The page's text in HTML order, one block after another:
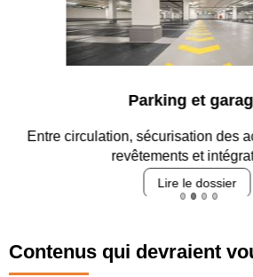
Parking et
Entre circulation, sécurisation des
revêtements et
Lire le dossier
Contenus qui devraient